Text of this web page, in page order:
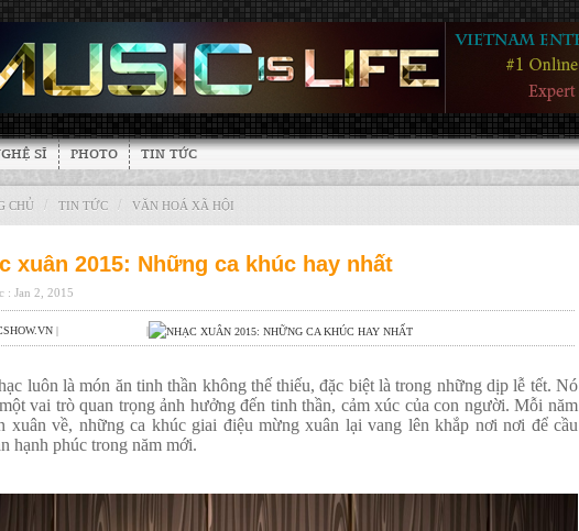
SĨ PHOTO TIN TỨC
CHỦ / TIN TỨC / VĂN HOÁ XÃ HỘI
xuân 2015: Những ca khúc hay nhất
: Jan 2, 2015
| |
luôn là món ăn tinh thần không thế thiếu, đặc biệt là trong những dịp lễ tết. Nó
vai trò quan trọng ảnh hưởng đến tinh thần, cảm xúc của con người. Mỗi năm
xuân về, những ca khúc giai điệu mừng xuân lại vang lên khắp nơi nơi để cầu
hạnh phúc trong năm mới.